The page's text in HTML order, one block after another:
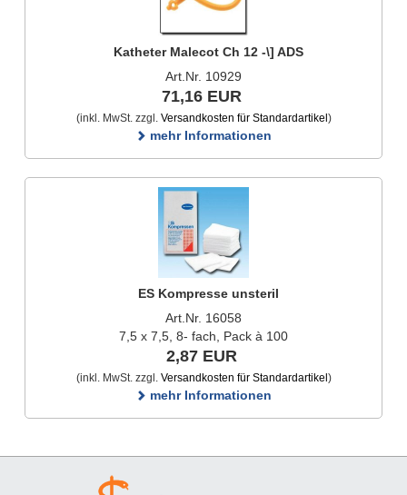
Katheter Malecot Ch 12 -\] ADS
Art.Nr. 10929
71,16 EUR
(inkl. MwSt. zzgl. Versandkosten für Standardartikel)
mehr Informationen
ES Kompresse unsteril
Art.Nr. 16058
7,5 x 7,5, 8- fach, Pack à 100
2,87 EUR
(inkl. MwSt. zzgl. Versandkosten für Standardartikel)
mehr Informationen